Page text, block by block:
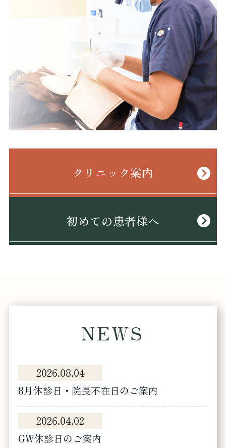
クリニック案内
初めての患者様へ
NEWS
2026.08.04
8月休診日・院長不在日のご案内
2026.04.02
GW休診日のご案内